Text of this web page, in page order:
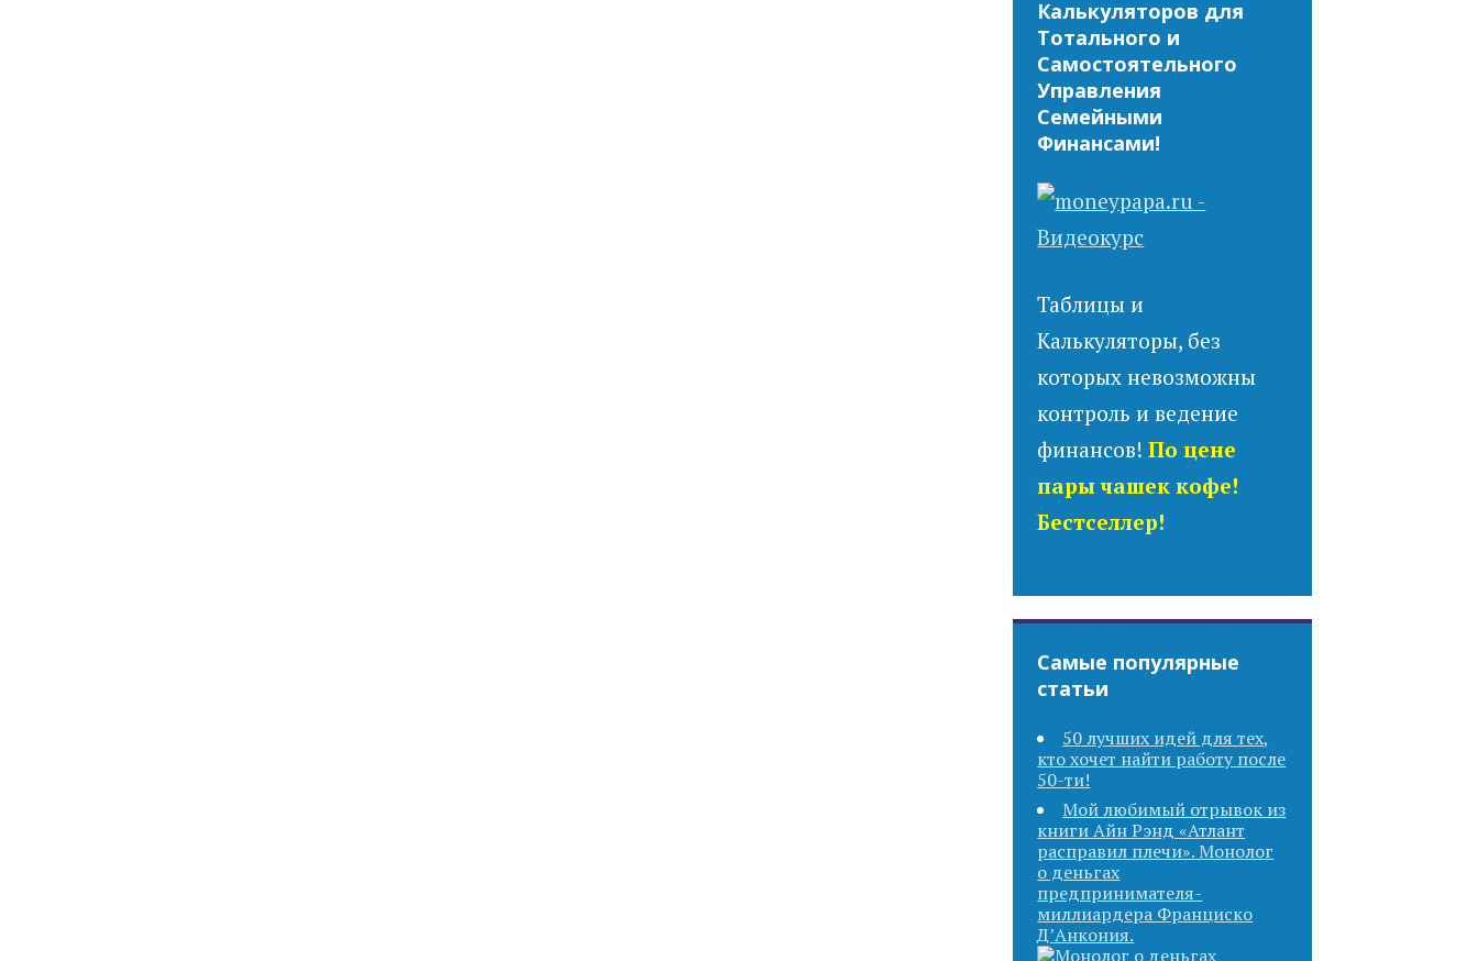
Калькуляторов для
Тотального и
Самостоятельного
Управления
Семейными
Финансами!
Таблицы и
Калькуляторы, без
которых невозможны
контроль и ведение
финансов!По цене
пары чашек кофе!
Бестселлер!
Самые популярные
статьи
50 лучших идей для тех,
кто хочет найти работу после
50-ти!
Мой любимый отрывок из
книги Айн Рэнд «Атлант
расправил плечи». Монолог
о деньгах
предпринимателя-
миллиардера Франциско
Д’Анкония.